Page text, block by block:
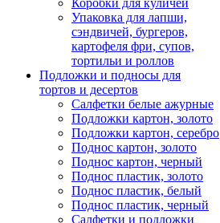
Коробки для куличей
Упаковка для лапши,
сэндвичей, бургеров,
картофеля фри, супов,
тортильи и роллов
Подложки и подносы для
тортов и десертов
Салфетки белые ажурные
Подложки картон, золото
Подложки картон, серебро
Поднос картон, золото
Поднос картон, черный
Поднос пластик, золото
Поднос пластик, белый
Поднос пластик, черный
Салфетки и подложки